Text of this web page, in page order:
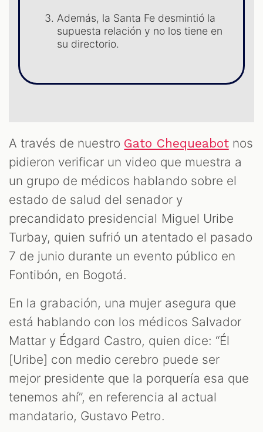
Además, la Santa Fe desmintió la
supuesta relación y no los tiene en
su directorio.
A través de nuestro Gato Chequeabotnos
pidieron verificar un video que muestra a
un grupo de médicos hablando sobre el
estado de salud del senador y
precandidato presidencial Miguel Uribe
Turbay, quien sufrió un atentado el pasado
7 de junio durante un evento público en
Fontibón, en Bogotá.
En la grabación, una mujer asegura que
está hablando con los médicos Salvador
Mattar y Édgard Castro, quien dice: “Él
[Uribe] con medio cerebro puede ser
mejor presidente que la porquería esa que
tenemos ahí”, en referencia al actual
mandatario, Gustavo Petro.